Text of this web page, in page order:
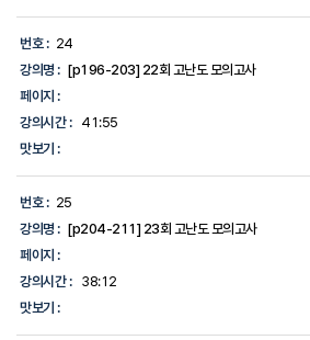
번호 : 24
강의명 : [p196-203] 22회 고난도 모의고사
페이지 :
강의시간 :
41:55
맛보기 :
번호 : 25
강의명 : [p204-211] 23회 고난도 모의고사
페이지 :
강의시간 :
38:12
맛보기 :